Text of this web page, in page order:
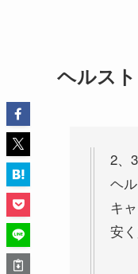
ヘルス
2、
ヘ
キ
安